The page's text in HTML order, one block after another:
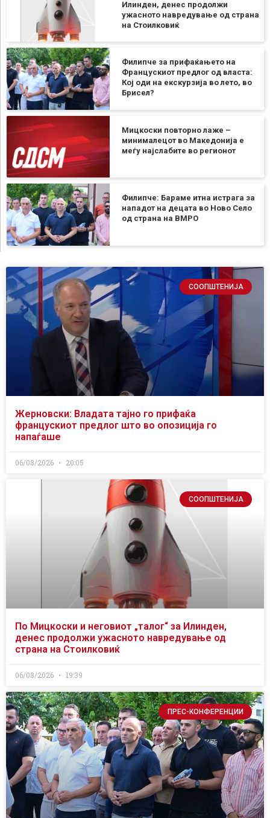
Илинден, денес продолжи
ужасното навредување од страна
на Стоилковиќ
Филипче за прифаќањето на
Францускиот предлог од власта:
Кој оди на екскурзија во лето, во
Брисел?
Мицкоски повторно лаже –
минималецот во Македонија е
меѓу најслабите во регионот
Филипче: Бараме итна истрага за
нападот на децата во Ново Село
од страна на ВМРО
СООПШТЕНИЈА
Жерновски: Владата тајно го прифаќа
францускиот предлог што во опозиција го
напаѓаше
06/08/2026 20:05
СООПШТЕНИЈА
По Мицкоски и неговиот „талог“ за Илинден,
денес продолжи ужасното навредување од
страна на Стоилковиќ
06/08/2026 19:39
ПРЕС-КОНФЕРЕНЦИИ